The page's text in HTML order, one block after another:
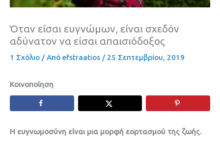
Όταν είσαι ευγνώμων, είναι σχεδόν
αδύνατον να είσαι απαισιόδοξος
1 Σχόλιο / Από efstraatios / 25 Σεπτεμβρίου, 2019
Κοινοποίηση
Η ευγνωμοσύνη είναι μια μορφή εορτασμού της ζωής.